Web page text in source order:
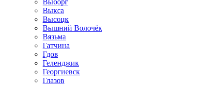
Выборг
Выкса
Высоцк
Вышний Волочёк
Вязьма
Гатчина
Гдов
Геленджик
Георгиевск
Глазов